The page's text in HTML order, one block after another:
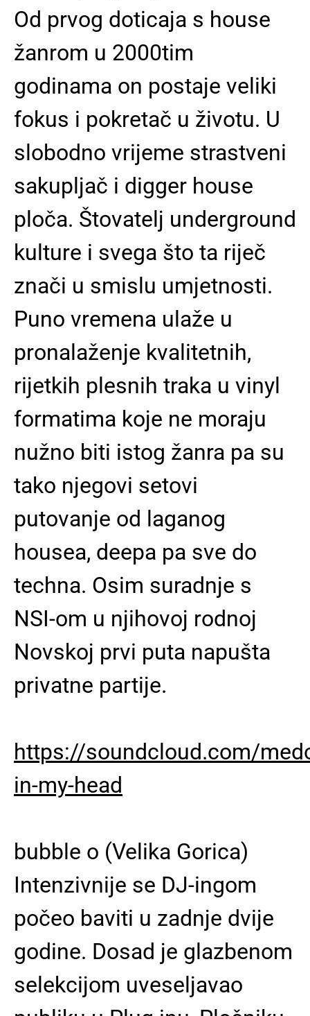
Od prvog doticaja s house
žanrom u 2000tim
godinama on postaje veliki
fokus i pokretač u životu. U
slobodno vrijeme strastveni
sakupljač i digger house
ploča. Štovatelj underground
kulture i svega što ta riječ
znači u smislu umjetnosti.
Puno vremena ulaže u
pronalaženje kvalitetnih,
rijetkih plesnih traka u vinyl
formatima koje ne moraju
nužno biti istog žanra pa su
tako njegovi setovi
putovanje od laganog
housea, deepa pa sve do
techna. Osim suradnje s
NSI-om u njihovoj rodnoj
Novskoj prvi puta napušta
privatne partije.
https://soundcloud.com/
in-my-head
bubble o (Velika Gorica)
Intenzivnije se DJ-ingom
počeo baviti u zadnje dvije
godine. Dosad je glazbenom
selekcijom uveseljavao